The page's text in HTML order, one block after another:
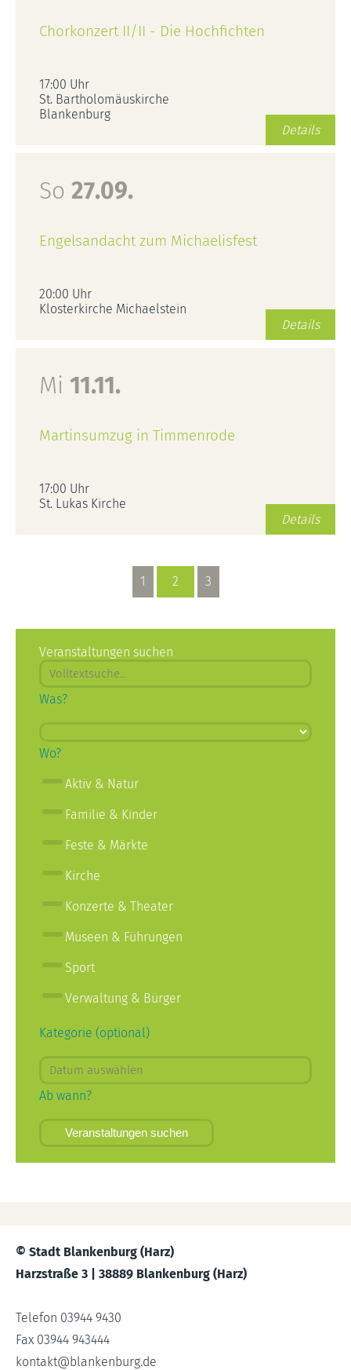
Chorkonzert II/II - Die Hochfichten
17:00 Uhr
St. Bartholomäuskirche
Blankenburg
Details
So 27.09.
Engelsandacht zum Michaelisfest
20:00 Uhr
Klosterkirche Michaelstein
Details
Mi 11.11.
Martinsumzug in Timmenrode
17:00 Uhr
St. Lukas Kirche
Details
1 2 3
Veranstaltungen suchen
Was?
Wo?
Aktiv & Natur
Familie & Kinder
Feste & Märkte
Kirche
Konzerte & Theater
Museen & Führungen
Sport
Verwaltung & Bürger
Kategorie (optional)
Ab wann?
Veranstaltungen suchen
© Stadt Blankenburg (Harz)
Harzstraße 3 | 38889 Blankenburg (Harz)
Telefon 03944 9430
Fax 03944 943444
kontakt@blankenburg.de